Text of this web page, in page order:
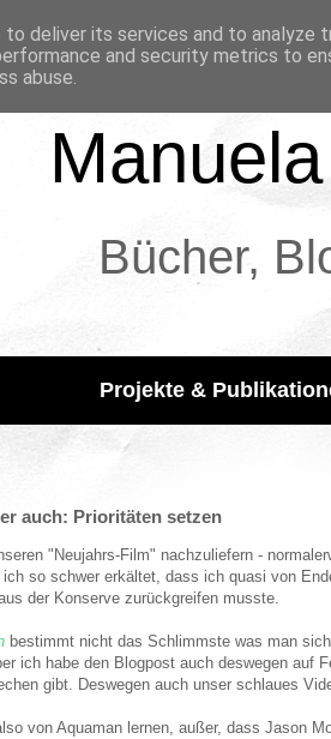
Bücher,
Projekte &
auch: Prioritäten setzen
"Neujahrs-Film" nachzuliefern -
so schwer erkältet, dass ich quasi von
der Konserve zurückgreifen musste.
bestimmt nicht das Schlimmste was man
ich habe den Blogpost auch deswegen auf
gibt. Deswegen auch unser schlaues
von Aquaman lernen, außer, dass Jason
deliver its services and to analyze
and security metrics to
abuse.